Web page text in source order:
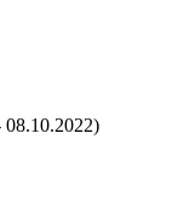
08.10.2022)